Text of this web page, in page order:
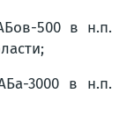
500 в н.п.
3000 в н.п.